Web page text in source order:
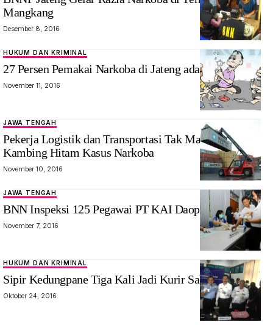
Mangkang
Desember 8, 2016
HUKUM DAN KRIMINAL
27 Persen Pemakai Narkoba di Jateng adalah Remaja
November 11, 2016
JAWA TENGAH
Pekerja Logistik dan Transportasi Tak Mau Jadi
Kambing Hitam Kasus Narkoba
November 10, 2016
JAWA TENGAH
BNN Inspeksi 125 Pegawai PT KAI Daop 4
November 7, 2016
HUKUM DAN KRIMINAL
Sipir Kedungpane Tiga Kali Jadi Kurir Sabu ke Lapas
Oktober 24, 2016